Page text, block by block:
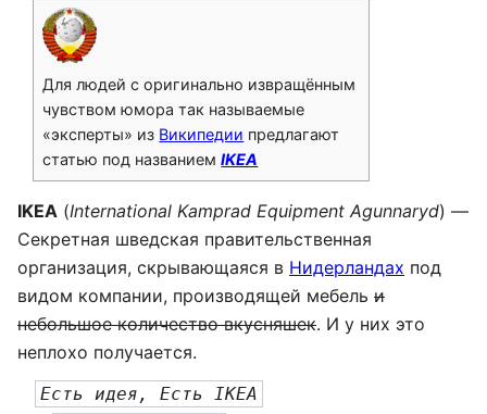
Для людей с оригинально извращённым
чувством юмора так называемые
«эксперты» из Википедии предлагают
статью под названиемIKEA
IKEA (International Kamprad Equipment Agunnaryd) —
Секретная шведская правительственная
организация, скрывающаяся в Нидерландах под
видом компании, производящей мебель и
небольшое количество вкусняшек. И у них это
неплохо получается.
Есть идея, Есть IKEA